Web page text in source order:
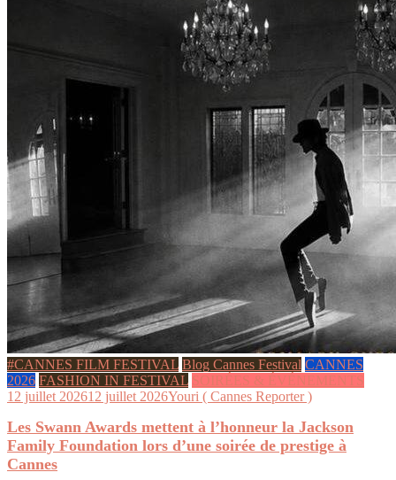
#CANNES FILM FESTIVAL Blog Cannes Festival CANNES
2026 FASHION IN FESTIVAL SOIRÉES & ÉVÉNEMENTS
12 juillet 202612 juillet 2026Youri ( Cannes Reporter )
Les Swann Awards mettent à l’honneur la Jackson
Family Foundation lors d’une soirée de prestige à
Cannes